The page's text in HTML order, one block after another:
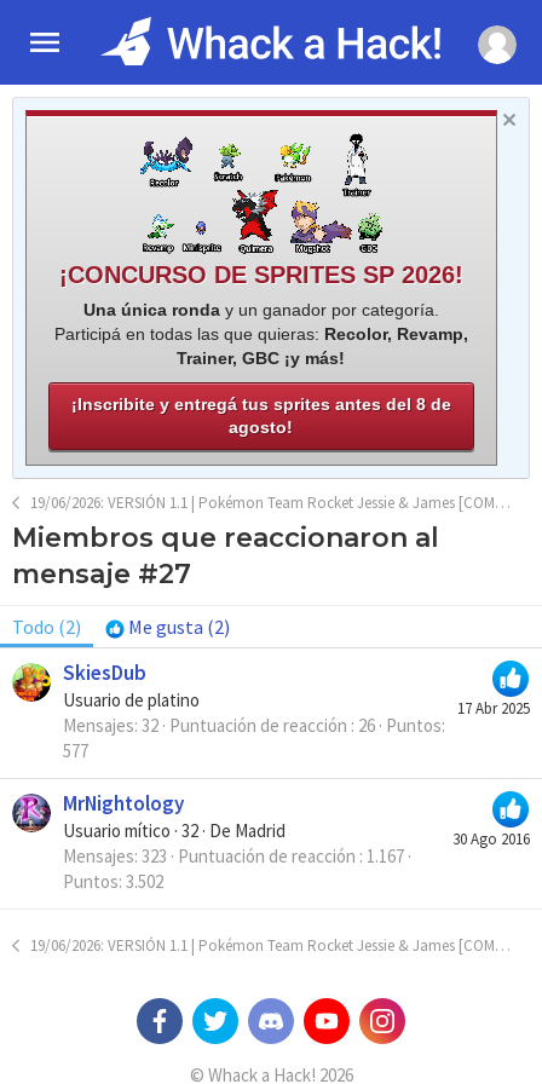
¡CONCURSO DE SPRITES SP 2026!
Una única ronday un ganador por categoría.
Participá en todas las que quieras: Recolor, Revamp,
Trainer, GBC ¡y más!
¡Inscribite y entregá tus sprites antes del 8 de
agosto!
19/06/2026: VERSIÓN 1.1 | Pokémon Team Rocket Jessie & James [COMPLETO]
Miembros que reaccionaron al
mensaje #27
Todo (2) Me gusta (2)
17 Abr 2025
SkiesDub
Usuario de platino
Mensajes 32 Puntuación de reacción 26 Puntos
577
30 Ago 2016
MrNightology
Usuario mítico · 32 · De Madrid
Mensajes 323 Puntuación de reacción 1.167
Puntos 3.502
19/06/2026: VERSIÓN 1.1 | Pokémon Team Rocket Jessie & James [COMPLETO]
© Whack a Hack! 2026